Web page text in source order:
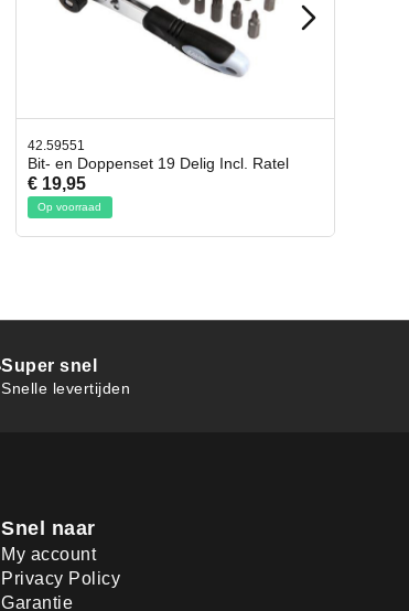
42.65998
Afbreekmes 2 stuks
€ 10,95
Op voorraad
Super snel
Snelle levertijden
Snel naar
My account
Privacy Policy
Garantie